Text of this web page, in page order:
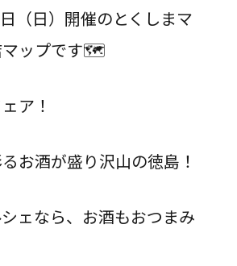
（日）開催のとくしまマ
マップです🗺
ア！
お酒が盛り沢山の徳島！
ェなら、お酒もおつまみ